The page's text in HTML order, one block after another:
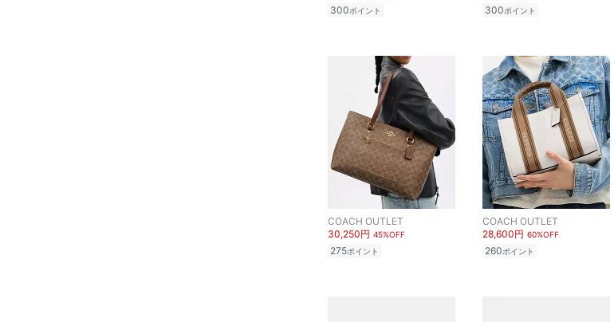
300ポイント 300ポイント
COACH OUTLET
30,250円 45%OFF
275ポイント
COACH OUTLET
28,600円 60%OFF
260ポイント